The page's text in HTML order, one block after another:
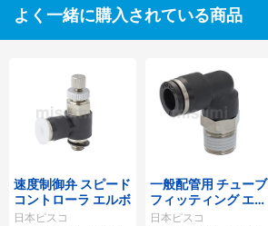
よく一緒に購入されている商品
速度制御弁 スピード
コントローラ エルボ
日本ピスコ
一般配管用 チューブ
フィッティング エル
ボ
日本ピスコ